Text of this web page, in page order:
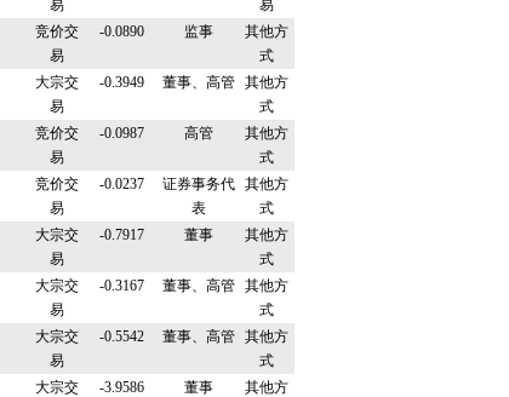
易
易
竞价交
易
-0.0890 监事
其他方
式
大宗交
易
-0.3949 董事、高管 其他方
式
竞价交
易
-0.0987 高管
其他方
式
竞价交
易
-0.0237
证券事务代
表
其他方
式
大宗交
易
-0.7917 董事
其他方
式
大宗交
易
-0.3167 董事、高管 其他方
式
大宗交
易
-0.5542 董事、高管 其他方
式
大宗交
-3.9586 董事
其他方